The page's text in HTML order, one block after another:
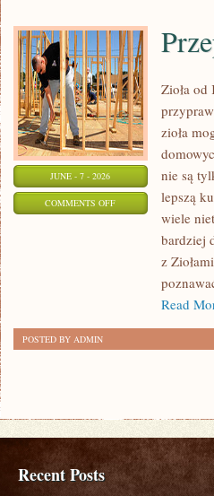
JUNE - 7 - 2026
COMMENTS OFFON
PRZYPRAWAMI
Zioła od
zioła
nie są
lepszą
wiele
bardziej
z
Read
POSTED BY ADMIN
Recent Posts